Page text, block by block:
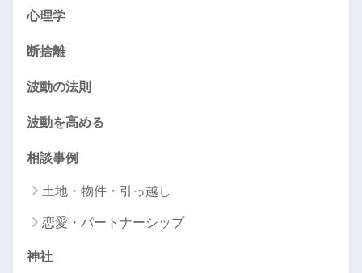
心理学
断捨離
波動の法則
波動を高める
相談事例
土地・物件・引っ越し
恋愛・パートナーシップ
神社